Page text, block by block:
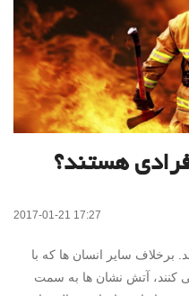
هستند؟
2017-01-21 17:27
برخلاف سایر انسان ها که با
کنند، آتش نشان ها به سمت